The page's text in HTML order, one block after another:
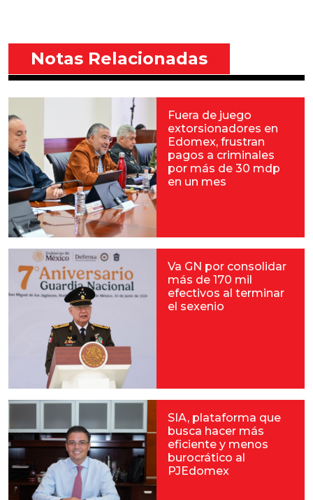
Notas Relacionadas
Fuera de juego
extorsionadores en
Edomex, frustran
pagos a criminales
por más de 30 mdp
en un mes
Va GN por consolidar
más de 170 mil
efectivos al terminar
el sexenio
SIA, plataforma que
busca hacer más
eficiente y menos
burocrático al
PJEdomex